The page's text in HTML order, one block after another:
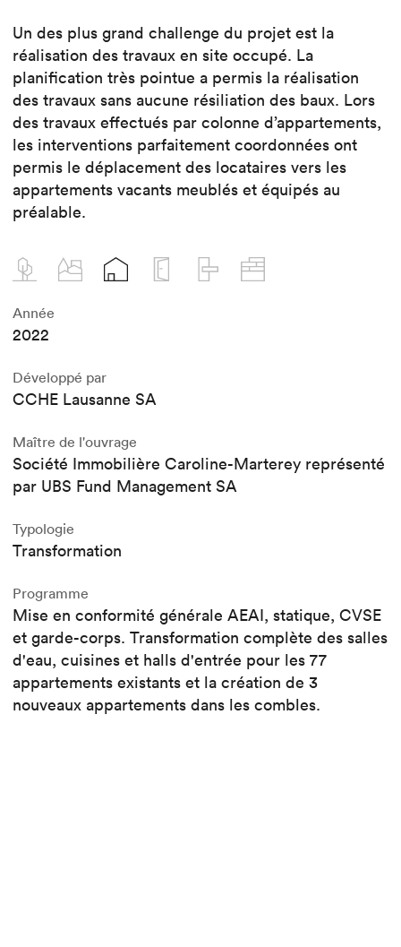
Un des plus grand challenge du projet est la
réalisation des travaux en site occupé. La
planification très pointue a permis la réalisation
des travaux sans aucune résiliation des baux. Lors
des travaux effectués par colonne d’appartements,
les interventions parfaitement coordonnées ont
permis le déplacement des locataires vers les
appartements vacants meublés et équipés au
préalable.
Année
2022
Développé par
CCHE Lausanne SA
Maître de l'ouvrage
Société Immobilière Caroline-Marterey représenté
par UBS Fund Management SA
Typologie
Transformation
Programme
Mise en conformité générale AEAI, statique, CVSE
et garde-corps. Transformation complète des salles
d'eau, cuisines et halls d'entrée pour les 77
appartements existants et la création de 3
nouveaux appartements dans les combles.